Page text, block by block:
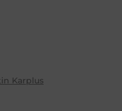
Karplus